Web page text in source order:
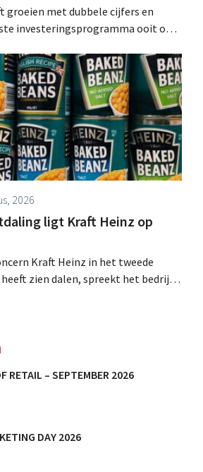
groeien met dubbele cijfers en
investeringsprogramma ooit om
grijpen”.
2026
ligt Kraft Heinz op
Kraft Heinz in het tweede
zien dalen, spreekt het bedrijf
RETAIL – SEPTEMBER 2026
DAY 2026